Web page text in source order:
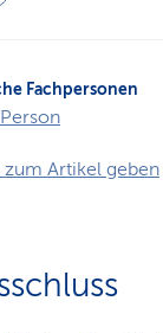
Fachpersonen
zum Artikel geben